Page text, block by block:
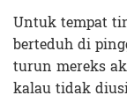
Untuk tempat
berteduh di
turun mereks
kalau tidak